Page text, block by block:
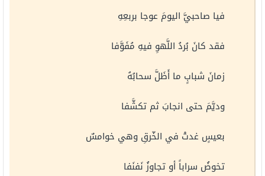
فيا صاحبيَّ اليومَ عوجا بربعِهِ
فقد كانَ بُردُ اللَّهوِ فيهِ مُفَوَّفا
زمانَ شبابٍ ما أَظَلَّ سحابُهُ
وديَّمَ حتى انجابَ ثم تكشَّفا
بعيسٍ غدتْ في الخّرقِ وهي خوامسٌ
تخوضُ سراباً أو تجاوزُ نَفنَفا